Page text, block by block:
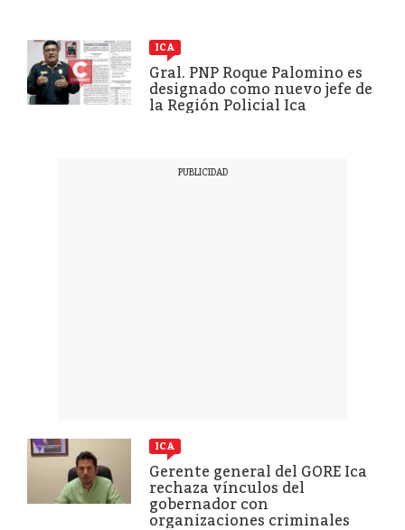
ICA
Gral. PNP Roque Palomino es
designado como nuevo jefe de
la Región Policial Ica
ICA
Gerente general del GORE Ica
rechaza vínculos del
gobernador con
organizaciones criminales